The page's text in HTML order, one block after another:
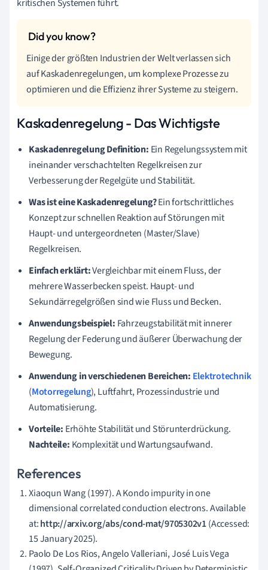
kritischen Systemen führt.
Einige der größten Industrien der Welt verlassen sich
auf Kaskadenregelungen, um komplexe Prozesse zu
optimieren und die Effizienz ihrer Systeme zu steigern.
Kaskadenregelung - Das Wichtigste
Kaskadenregelung Definition: Ein Regelungssystem mit
ineinander verschachtelten Regelkreisen zur
Verbesserung der Regelgüte und Stabilität.
Was ist eine Kaskadenregelung?Ein fortschrittliches
Konzept zur schnellen Reaktion auf Störungen mit
Haupt- und untergeordneten (Master/Slave)
Regelkreisen.
Einfach erklärt:Vergleichbar mit einem Fluss, der
mehrere Wasserbecken speist. Haupt- und
Sekundärregelgrößen sind wie Fluss und Becken.
Anwendungsbeispiel: Fahrzeugstabilität mit innerer
Regelung der Federung und äußerer Überwachung der
Bewegung.
Anwendung in verschiedenen Bereichen: Elektrotechnik
(Motorregelung), Luftfahrt, Prozessindustrie und
Automatisierung.
Vorteile: Erhöhte Stabilität und Störunterdrückung.
Nachteile: Komplexität und Wartungsaufwand.
References
Xiaoqun Wang (1997). A Kondo impurity in one
dimensional correlated conduction electrons. Available
at:http://arxiv.org/abs/cond-mat/9705302v1(Accessed:
15 January 2025).
Paolo De Los Rios, Angelo Valleriani, José Luis Vega